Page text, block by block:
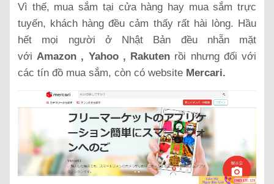
Vì thế, mua sắm tại cửa hàng hay mua sắm trực
tuyến, khách hàng đều cảm thấy rất hài lòng. Hầu
hết mọi người ở Nhật Bản đều nhẵn mặt
vớiAmazon , Yahoo , Rakuten rồi nhưng đối với
các tín đồ mua sắm, còn có website Mercari.